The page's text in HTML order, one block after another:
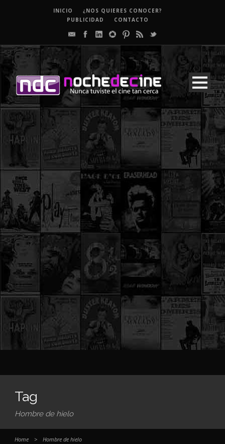
INICIO
¿NOS QUIERES CONOCER?
PUBLICIDAD
CONTACTO
Tag
Hombre de hielo
Home > Hombre de hielo